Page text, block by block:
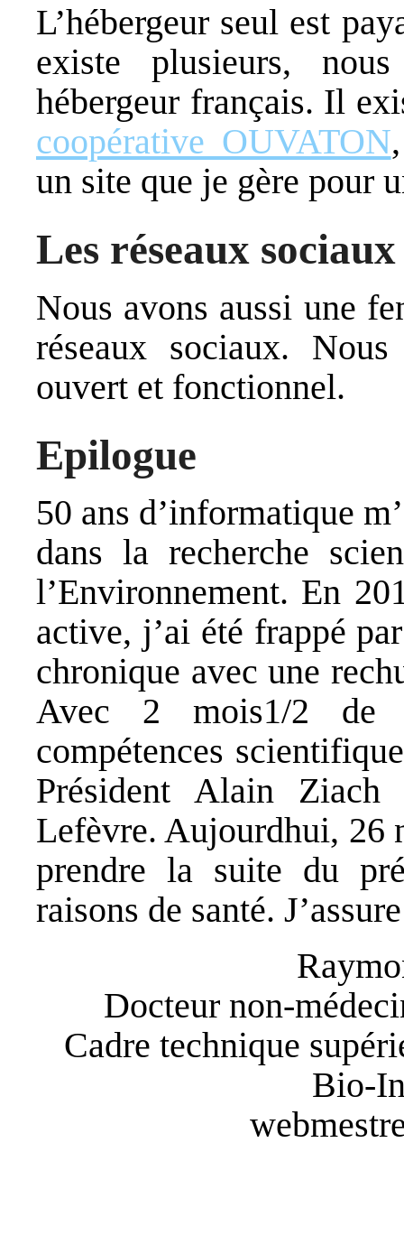
L’hébergeur seul est
existe plusieurs,
hébergeur français. Il
coopérative OUVATON
un site que je gère pour
Les réseaux sociaux
Nous avons aussi une
réseaux sociaux.
ouvert et fonctionnel.
Epilogue
50 ans d’informatique
dans la recherche
l’Environnement. En
active, j’ai été frappé
chronique avec une
Avec 2 mois1/2 de
compétences
Président Alain
Lefèvre. Aujourdhui, 26
prendre la suite du
raisons de santé.
Docteur non-
Cadre technique
Bio-